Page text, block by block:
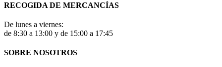
RECOGIDA DE MERCANCÍAS
De lunes a viernes:
de 8:30 a 13:00 y de 15:00 a 17:45
SOBRE NOSOTROS